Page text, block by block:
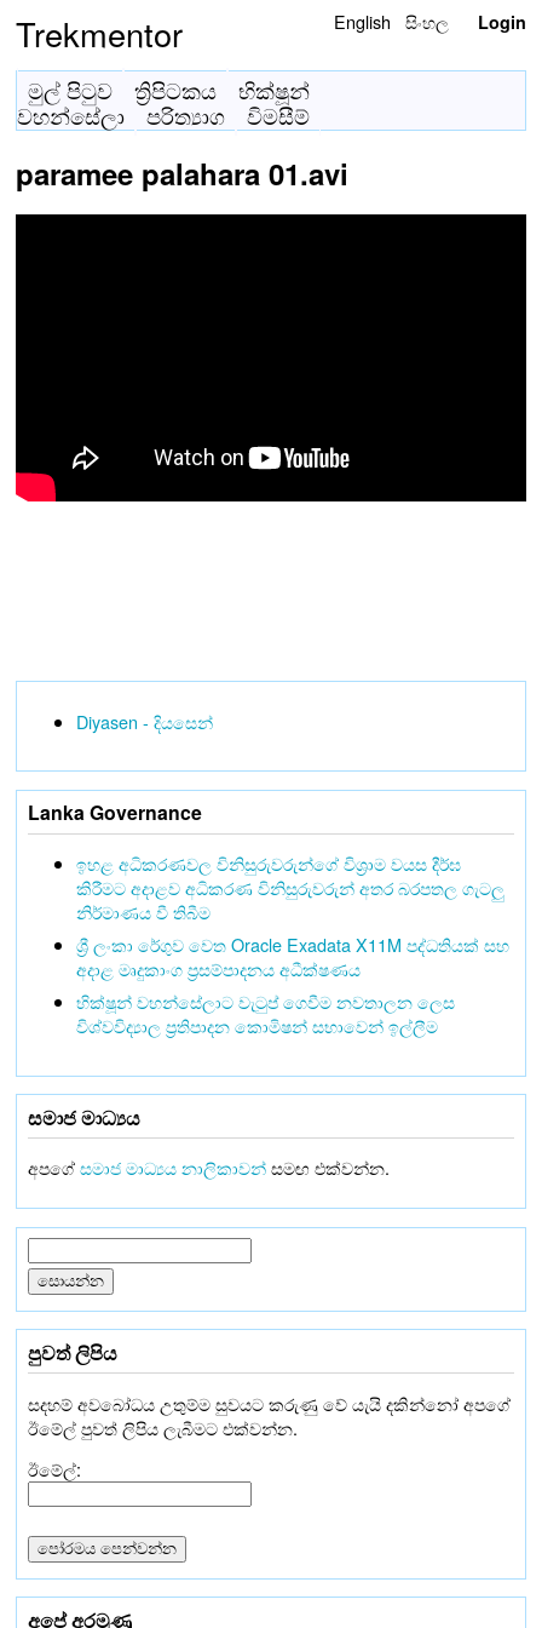
Trekmentor English සිංහල Login
මුල් පිටුව ත්‍රිපිටකය
භික්ෂූන්
වහන්සේලා
පරිත්‍යාග විමසීම්
paramee palahara 01.avi
Diyasen - දියසෙන්
Lanka Governance
ඉහළ අධිකරණවල විනිසුරුවරුන්ගේ විශ්‍රාම වයස දීර්ඝ
කිරීමට අදාළව අධිකරණ විනිසුරුවරුන් අතර බරපතල ගැටලු
නිර්මාණය වී තිබීම
ශ්‍රී ලංකා රේගුව වෙත Oracle Exadata X11M පද්ධතියක් සහ
අදාළ මෘදුකාංග ප්‍රසම්පාදනය අධීක්ෂණය
භික්ෂූන් වහන්සේලාට වැටුප් ගෙවීම නවතාලන ලෙස
විශ්වවිද්‍යාල ප්‍රතිපාදන කොමිෂන් සභාවෙන් ඉල්ලීම
සමාජ මාධ්‍යය
අපගේසමාජ මාධ්‍යය නාලිකාවන්සමඟ එක්වන්න.
පුවත් ලිපිය
සදහම් අවබෝධය උතුම්ම සුවයට කරුණු වේ යැයි දකින්නෝ අපගේ
ඊමේල් පුවත් ලිපිය ලැබීමට එක්වන්න.
ඊමේල්:
අපේ අරමුණු